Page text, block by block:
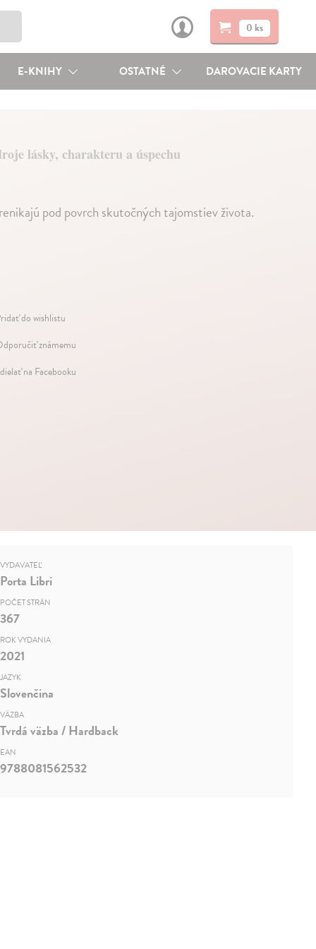
0 ks
E-KNIHY OSTATNÉ DAROVACIE KARTY
lásky, charakteru a úspechu
pod povrch skutočných tajomstiev života.
do wishlistu
známemu
na Facebooku
VYDAVATEĽ
Porta Libri
POČET STRÁN
367
ROK VYDANIA
2021
JAZYK
Slovenčina
VÄZBA
Tvrdá väzba / Hardback
EAN
9788081562532